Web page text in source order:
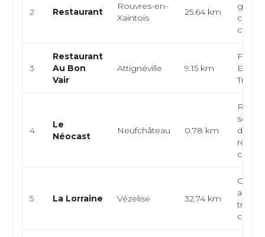
2 Restaurant
Rouvres-en-
Xaintois
25.64 km
3
Restaurant
Au Bon
Vair
Attignéville 9.15 km
4
Le
Néocast
Neufchâteau 0.78 km
du
repas
5 La Lorraine Vézelise 32.74 km
café-